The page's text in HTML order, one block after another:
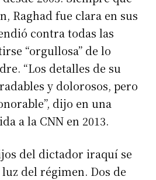
Raghad fue clara en sus
contra todas las
“orgullosa” de lo
“Los detalles de su
y dolorosos, pero
dijo en una
a la CNN en 2013.
del dictador iraquí se
del régimen. Dos de